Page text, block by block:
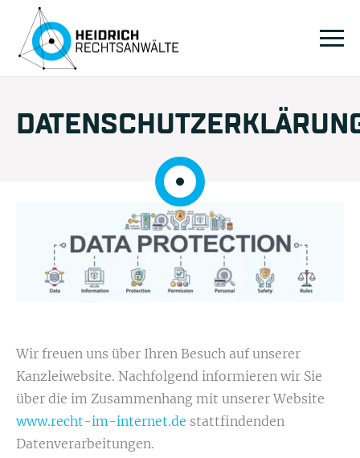
Wir freuen uns über Ihren Besuch auf unserer
Kanzleiwebsite. Nachfolgend informieren wir Sie
über die im Zusammenhang mit unserer Website
www.recht-im-internet.de stattfindenden
Datenverarbeitungen.